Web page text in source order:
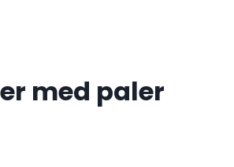
med paler